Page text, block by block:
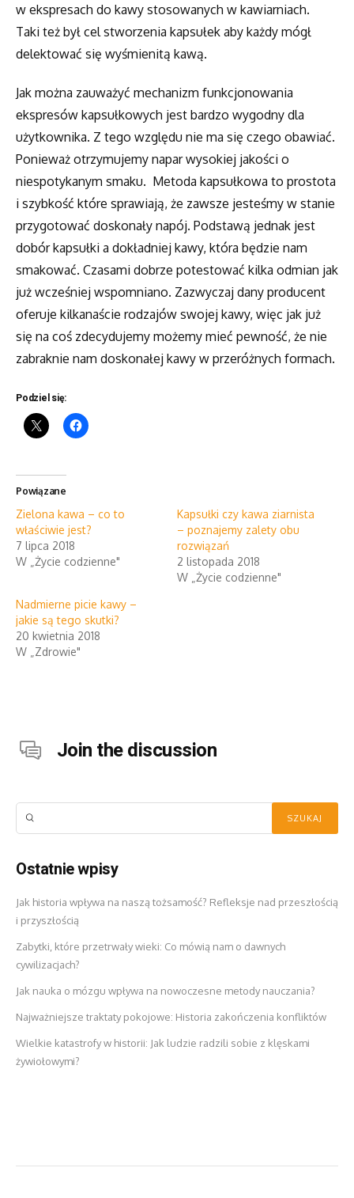
w ekspresach do kawy stosowanych w kawiarniach.
Taki też był cel stworzenia kapsułek aby każdy mógł
delektować się wyśmienitą kawą.
Jak można zauważyć mechanizm funkcjonowania
ekspresów kapsułkowych jest bardzo wygodny dla
użytkownika. Z tego względu nie ma się czego obawiać.
Ponieważ otrzymujemy napar wysokiej jakości o
niespotykanym smaku. Metoda kapsułkowa to prostota
i szybkość które sprawiają, że zawsze jesteśmy w stanie
przygotować doskonały napój. Podstawą jednak jest
dobór kapsułki a dokładniej kawy, która będzie nam
smakować. Czasami dobrze potestować kilka odmian jak
już wcześniej wspomniano. Zazwyczaj dany producent
oferuje kilkanaście rodzajów swojej kawy, więc jak już
się na coś zdecydujemy możemy mieć pewność, że nie
zabraknie nam doskonałej kawy w przeróżnych formach.
Podziel się:
Powiązane
Zielona kawa – co to
właściwie jest?
7 lipca 2018
W „Życie codzienne"
Kapsułki czy kawa ziarnista
– poznajemy zalety obu
rozwiązań
2 listopada 2018
W „Życie codzienne"
Nadmierne picie kawy –
jakie są tego skutki?
20 kwietnia 2018
W „Zdrowie"
Join the discussion
Ostatnie wpisy
Jak historia wpływa na naszą tożsamość? Refleksje nad przeszłością
i przyszłością
Zabytki, które przetrwały wieki: Co mówią nam o dawnych
cywilizacjach?
Jak nauka o mózgu wpływa na nowoczesne metody nauczania?
Najważniejsze traktaty pokojowe: Historia zakończenia konfliktów
Wielkie katastrofy w historii: Jak ludzie radzili sobie z klęskami
żywiołowymi?